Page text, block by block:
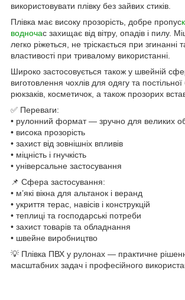
використовувати плівку без зайвих стиків.
Плівка має високу прозорість, добре пропус
водночас захищає від вітру, опадів і пилу.
легко ріжеться, не тріскається при згинанні
властивості при тривалому використанні.
Широко застосовується також у швейній
виготовлення чохлів для одягу та постільної
рюкзаків, косметичок, а також прозорих
✅ Переваги:
• рулонний формат — зручно для великих
• висока прозорість
• захист від зовнішніх впливів
• міцність і гнучкість
• універсальне застосування
📌 Сфера застосування:
• м’які вікна для альтанок і веранд
• укриття терас, навісів і конструкцій
• теплиці та господарські потреби
• захист товарів та обладнання
• швейне виробництво
💡 Плівка ПВХ у рулонах — практичне
масштабних задач і професійного